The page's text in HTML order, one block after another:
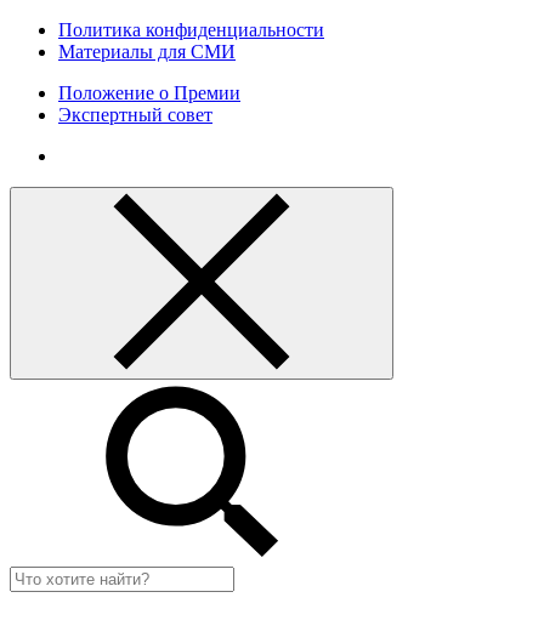
Политика конфиденциальности
Материалы для СМИ
Положение о Премии
Экспертный совет